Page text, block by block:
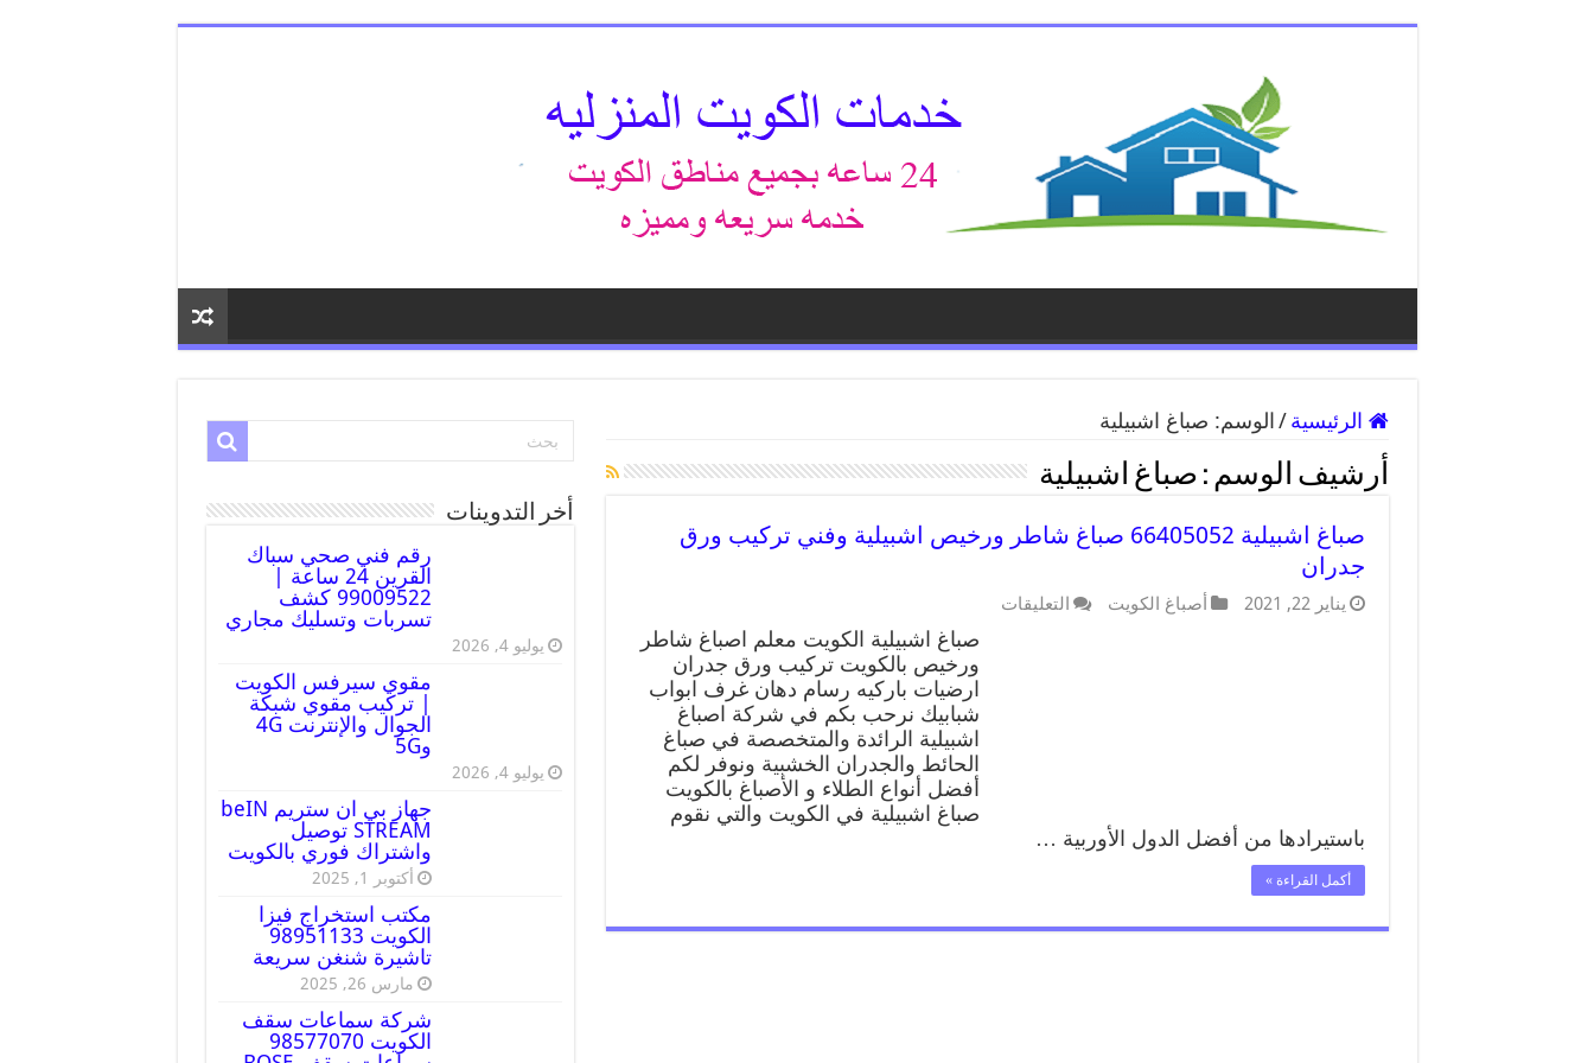
الرئيسية / الوسم: صباغ اشبيلية
أرشيف الوسم : صباغ اشبيلية
صباغ اشبيلية 66405052 صباغ شاطر ورخيص اشبيلية وفني تركيب ورق
جدران
يناير 22, 2021 أصباغ الكويت التعليقات
صباغ اشبيلية الكويت معلم اصباغ شاطر
ورخيص بالكويت تركيب ورق جدران
ارضيات باركيه رسام دهان غرف ابواب
شبابيك نرحب بكم في شركة اصباغ
اشبيلية الرائدة والمتخصصة في صباغ
الحائط والجدران الخشبية ونوفر لكم
أفضل أنواع الطلاء و الأصباغ بالكويت
صباغ اشبيلية في الكويت والتي نقوم
باستيرادها من أفضل الدول الأوربية …
أكمل القراءة »
أخر التدوينات
رقم فني صحي سباك
القرين 24 ساعة |
99009522 كشف
تسربات وتسليك مجاري
يوليو 4, 2026
مقوي سيرفس الكويت
| تركيب مقوي شبكة
الجوال والإنترنت 4G
و5G
يوليو 4, 2026
جهاز بي ان ستريم beIN
STREAM توصيل
واشتراك فوري بالكويت
أكتوبر 1, 2025
مكتب استخراج فيزا
الكويت 98951133
تاشيرة شنغن سريعة
مارس 26, 2025
شركة سماعات سقف
الكويت 98577070